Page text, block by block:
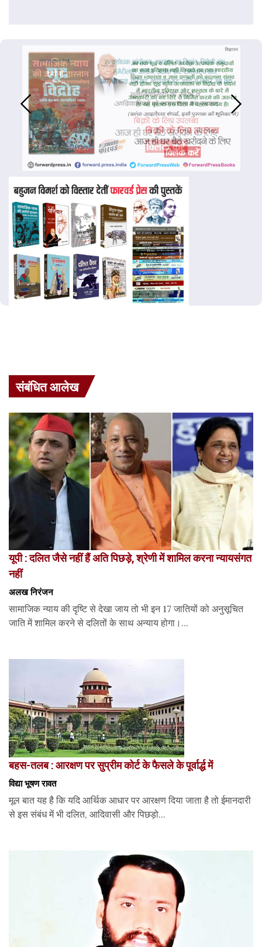
संबंधित आलेख
यूपी : दलित जैसे नहीं हैं अति पिछड़े, श्रेणी में शामिल करना न्यायसंगत
नहीं
अलख निरंजन
सामाजिक न्याय की दृष्टि से देखा जाय तो भी इन 17 जातियों को अनुसूचित
जाति में शामिल करने से दलितों के साथ अन्याय होगा।...
बहस-तलब : आरक्षण पर सुप्रीम कोर्ट के फैसले के पूर्वार्द्ध में
विद्या भूषण रावत
मूल बात यह है कि यदि आर्थिक आधार पर आरक्षण दिया जाता है तो ईमानदारी
से इस संबंध में भी दलित, आदिवासी और पिछड़ो...